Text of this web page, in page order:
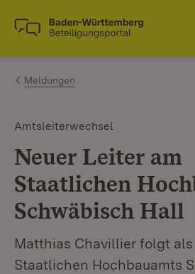
Zum Inhalt springen
Link zur Startseite
Meldungen
Amtsleiterwechsel
Neuer Leiter am
Staatlichen
Schwäbisch Hall
Matthias Chavillier folgt
Staatlichen Hochbauamts